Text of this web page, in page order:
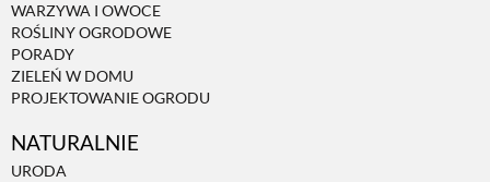
WARZYWA I OWOCE
ROŚLINY OGRODOWE
PORADY
ZIELEŃ W DOMU
PROJEKTOWANIE OGRODU
NATURALNIE
URODA